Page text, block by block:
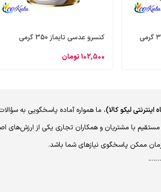
کنسرو عدسی تایماز 350 گرمی
102,500تومان
لیکو کالا)، ما همواره آماده پاسخگویی به
با مشتریان و همکاران تجاری یکی از ارزش‌های
ممکن پاسخگوی نیازهای شما باشد.